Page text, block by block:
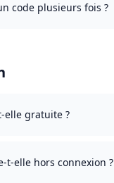
code plusieurs fois ?
elle gratuite ?
t-elle hors connexion ?